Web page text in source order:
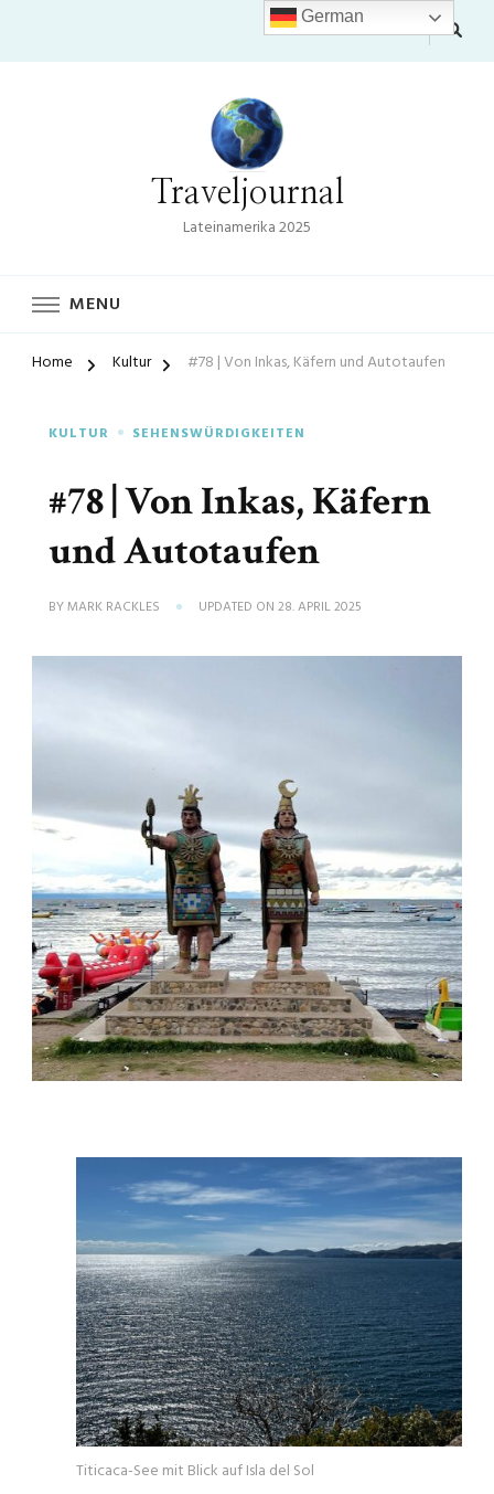
Traveljournal
Lateinamerika 2025
MENU
Home Kultur #78 | Von Inkas, Käfern und Autotaufen
KULTUR SEHENSWÜRDIGKEITEN
#78 | Von Inkas, Käfern
und Autotaufen
BYMARK RACKLES UPDATED ON 28. APRIL 2025
Titicaca-See mit Blick auf Isla del Sol
German